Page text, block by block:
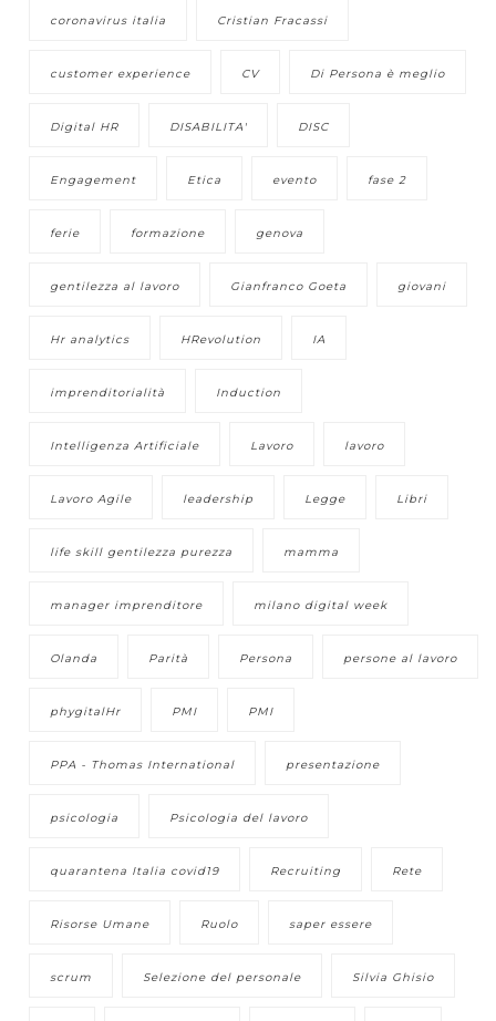
coronavirus italia Cristian Fracassi
customer experience CV Di Persona è meglio
Digital HR DISABILITA' DISC
Engagement Etica evento fase 2
ferie formazione genova
gentilezza al lavoro Gianfranco Goeta giovani
Hr analytics HRevolution IA
imprenditorialità Induction
Intelligenza Artificiale Lavoro lavoro
Lavoro Agile leadership Legge Libri
life skill gentilezza purezza mamma
manager imprenditore milano digital week
Olanda Parità Persona persone al lavoro
phygitalHr PMI PMI
PPA - Thomas International presentazione
psicologia Psicologia del lavoro
quarantena Italia covid19 Recruiting Rete
Risorse Umane Ruolo saper essere
scrum Selezione del personale Silvia Ghisio